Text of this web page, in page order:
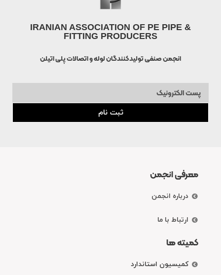
IRANIAN ASSOCIATION OF PE PIPE &
FITTING PRODUCERS
انجمن صنفی تولیدکنندگان لوله و اتصالات پلی اتیلن
ثبت نام
معرفی انجمن
درباره انجمن
ارتباط با ما
کمیته ها
کمیسیون استاندارد